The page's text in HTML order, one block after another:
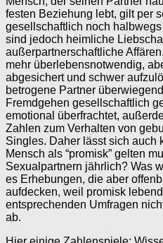
festen Beziehung lebt, gilt per
gesellschaftlich noch
sind jedoch heimliche
außerpartnerschaftliche
mehr überlebensnotwendig,
abgesichert und schwer
betrogene Partner
Fremdgehen gesellschaftlich
emotional überfrachtet,
Zahlen zum Verhalten von
Singles. Daher lässt sich auch
Mensch als “promisk” gelten
Sexualpartnern jährlich? Was
es Erhebungen, die aber
aufdecken, weil promisk
entsprechenden Umfragen
ab.